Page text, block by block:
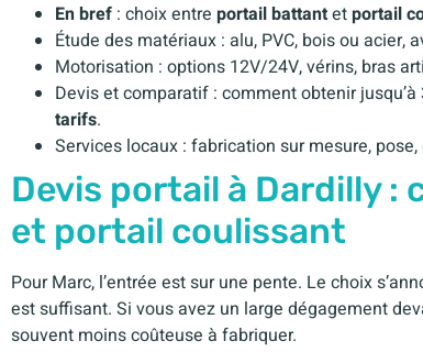
En bref : choix entre portail battantetportail
Étude des matériaux : alu, PVC, bois ou acier,
Motorisation : options 12V/24V, vérins, bras
Devis et comparatif : comment obtenir
tarifs.
Services locaux : fabrication sur mesure,
Devis portail à Dardilly
et portail coulissant
Pour Marc, l’entrée est sur une pente. Le choix
est suffisant. Si vous avez un large dégagement
souvent moins coûteuse à fabriquer.